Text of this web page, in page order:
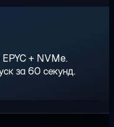
+ NVMe.
за 60 секунд.